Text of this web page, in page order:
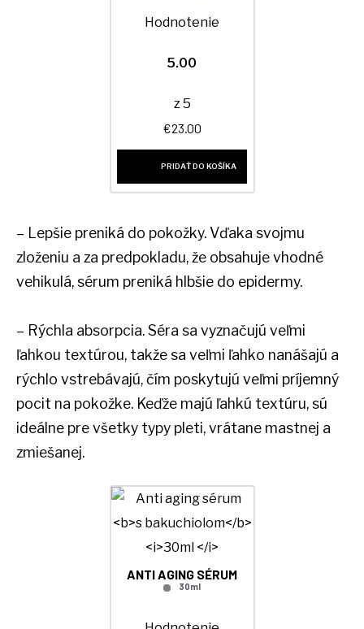
Hodnotenie
5.00
z 5
€23.00
PRIDAŤ DO KOŠÍKA
– Lepšie preniká do pokožky. Vďaka svojmu
zloženiu a za predpokladu, že obsahuje vhodné
vehikulá, sérum preniká hlbšie do epidermy.
– Rýchla absorpcia. Séra sa vyznačujú veľmi
ľahkou textúrou, takže sa veľmi ľahko nanášajú a
rýchlo vstrebávajú, čím poskytujú veľmi príjemný
pocit na pokožke. Keďže majú ľahkú textúru, sú
ideálne pre všetky typy pleti, vrátane mastnej a
zmiešanej.
ANTI AGING SÉRUM
30ml